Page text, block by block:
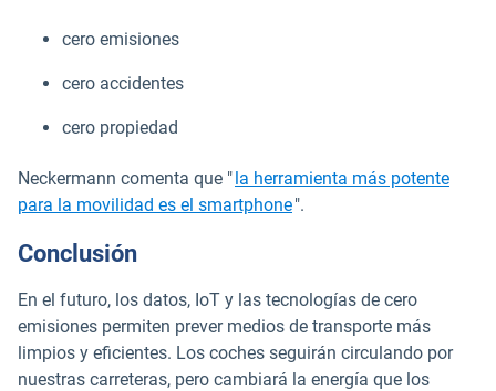
cero emisiones
cero accidentes
cero propiedad
Neckermann comenta que "la herramienta más potente
para la movilidad es el smartphone".
Conclusión
En el futuro, los datos, IoT y las tecnologías de cero
emisiones permiten prever medios de transporte más
limpios y eficientes. Los coches seguirán circulando por
nuestras carreteras, pero cambiará la energía que los